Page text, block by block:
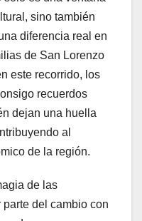
sino también
diferencia real en
de San Lorenzo
este recorrido, los
recuerdos
dejan una huella
al
de la región.
de las
del cambio con